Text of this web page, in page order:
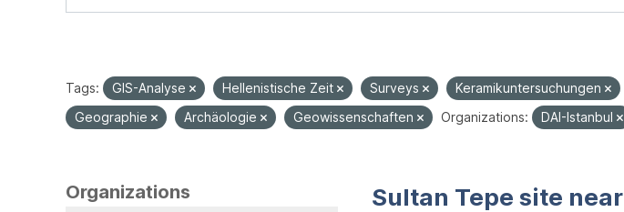
Tags: GIS-Analyse Hellenistische Zeit Surveys Keramikuntersuchungen
Geographie
Archäologie Geowissenschaften Organizations: DAI-Istanbul
Organizations
Sultan Tepe site